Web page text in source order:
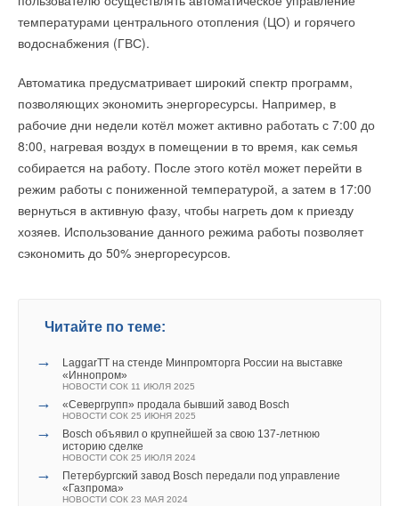
температурами центрального отопления (ЦО) и горячего
водоснабжения (ГВС).
Автоматика предусматривает широкий спектр программ,
позволяющих экономить энергоресурсы. Например, в
рабочие дни недели котёл может активно работать с 7:00 до
8:00, нагревая воздух в помещении в то время, как семья
собирается на работу. После этого котёл может перейти в
режим работы с пониженной температурой, а затем в 17:00
вернуться в активную фазу, чтобы нагреть дом к приезду
хозяев. Использование данного режима работы позволяет
сэкономить до 50% энергоресурсов.
Читайте по теме:
→
LaggarTT на стенде Минпромторга России на выставке
«Иннопром»
НОВОСТИ СОК 11 ИЮЛЯ 2025
→ «Севергрупп» продала бывший завод Bosch
НОВОСТИ СОК 25 ИЮНЯ 2025
→
Bosch объявил о крупнейшей за свою 137-летнюю
историю сделке
НОВОСТИ СОК 25 ИЮЛЯ 2024
→
Петербургский завод Bosch передали под управление
«Газпрома»
НОВОСТИ СОК 23 МАЯ 2024
→ Uponor в России получил сертификат GPTW
НОВОСТИ СОК 1 ФЕВРАЛЯ 2022
→ Новый расширительный инструмент для труб
НОВОСТИ СОК 29 ДЕКАБРЯ 2021
НОВОСТИ СОК 12 НОЯБРЯ 2021
Образовательная платформа для строителей
НОВОСТИ СОК 27 ОКТЯБРЯ 2021
→ Системы поверхностного охлаждения от Uponor
→ Локальные очистные сооружения Uponor
НОВОСТИ СОК 20 ИЮЛЯ 2021
→ Новый стандарт для систем водяных теплых полов
→ Эффективная защита питьевой воды
НОВОСТИ СОК 13 ИЮЛЯ 2021
Decibel
Комментарии
В этой теме еще нет комментариев
Санкт-Петербурга.
ФОТО: Рашид Артиков
Читайте по теме:
→
«РУСКЛИМАТ Fest 2026» в Уфе собрал свыше 700
профи климатической отрасли
НОВОСТИ СОК 3 АВГУСТА 2026
→ «Русклимат» укрепляет партнёрство за Уралом
НОВОСТИ СОК 31 ИЮЛЯ 2026
Royal Thermo укрепляет технологическое лидерство:
компания получила патент на новую разработку
НОВОСТИ СОК 3 ИЮЛЯ 2026
→ ЕВРАРОС и РЭЦ обсудили возможности для роста
AURUS на ПМЭФ-2026: превосходство дизайна
НОВОСТИ СОК 10 ИЮНЯ 2026
Русклимат на ПМЭФ-2026: инновации и партнёрства
→
Свежий воздух без компромиссов: новые приточно-
вытяжные установки SHUFT UniMAX для квартиры и
частного дома
ЖУРНАЛ СОК ИЮНЬ 2026
Водонагреватель Royal Thermo Smalto Inverter:
интеллект, стиль и энергоэффективность
ЖУРНАЛ СОК ИЮНЬ 2026